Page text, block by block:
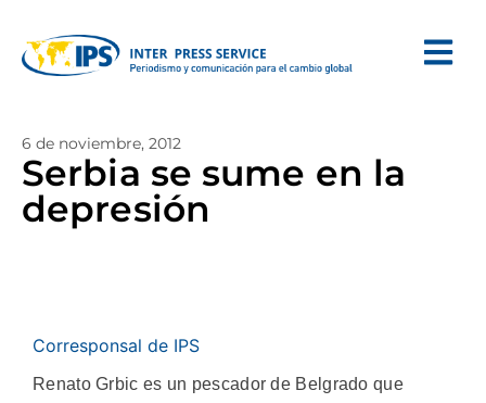
6 de noviembre, 2012
Serbia se sume en la
depresión
Corresponsal de IPS
Renato Grbic es un pescador de Belgrado que